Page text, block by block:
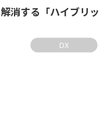
消する「ハイブリッ
DX